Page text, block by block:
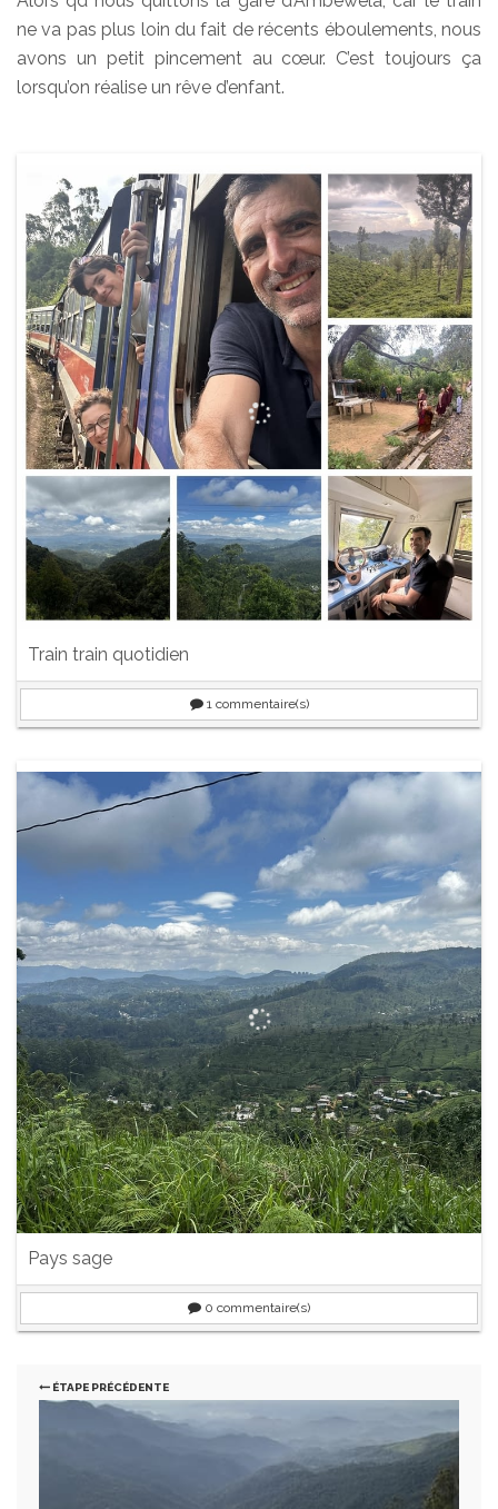
ne va pas plus loin du fait de récents éboulements, nous
avons un petit pincement au cœur. C’est toujours ça
lorsqu’on réalise un rêve d’enfant.
Train train quotidien
1commentaire(s)
Pays sage
0 commentaire(s)
ÉTAPE PRÉCÉDENTE